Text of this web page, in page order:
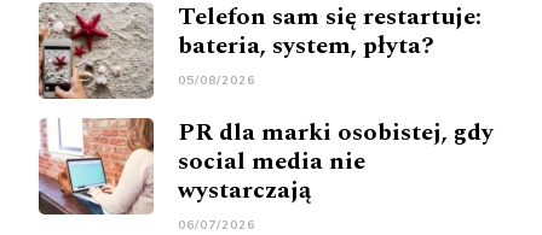
Telefon sam się restartuje:
bateria, system, płyta?
05/08/2026
PR dla marki osobistej, gdy
social media nie
wystarczają
06/07/2026